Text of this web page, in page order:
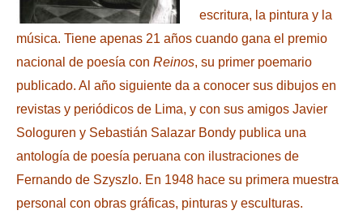
escritura, la pintura y la
música. Tiene apenas 21 años cuando gana el premio
nacional de poesía con Reinos, su primer poemario
publicado. Al año siguiente da a conocer sus dibujos en
revistas y periódicos de Lima, y con sus amigos Javier
Sologuren y Sebastián Salazar Bondy publica una
antología de poesía peruana con ilustraciones de
Fernando de Szyszlo. En 1948 hace su primera muestra
personal con obras gráficas, pinturas y esculturas.